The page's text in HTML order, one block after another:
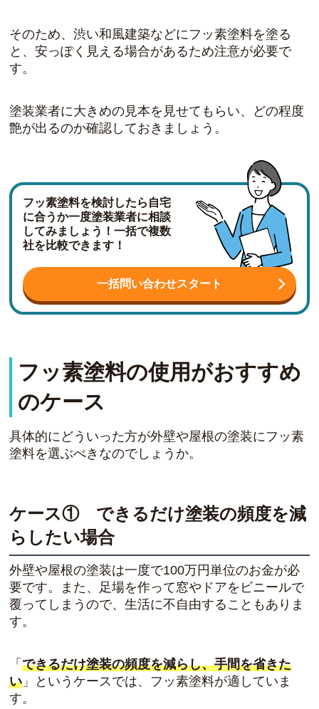
そのため、渋い和風建築などにフッ素塗料を塗る
と、安っぽく見える場合があるため注意が必要で
す。
塗装業者に大きめの見本を見せてもらい、どの程度
艶が出るのか確認しておきましょう。
フッ素塗料を検討したら自宅
に合うか一度塗装業者に相談
してみましょう！一括で複数
社を比較できます！
一括問い合わせスタート
フッ素塗料の使用がおすすめ
のケース
具体的にどういった方が外壁や屋根の塗装にフッ素
塗料を選ぶべきなのでしょうか。
ケース① できるだけ塗装の頻度を減
らしたい場合
外壁や屋根の塗装は一度で100万円単位のお金が必
要です。また、足場を作って窓やドアをビニールで
覆ってしまうので、生活に不自由することもありま
す。
「できるだけ塗装の頻度を減らし、手間を省きた
い 」というケースでは、フッ素塗料が適していま
す。